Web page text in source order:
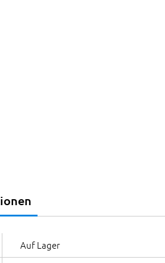
Auf Lager